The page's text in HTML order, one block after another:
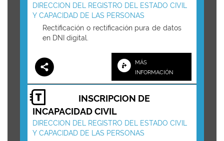
DIRECCION DEL REGISTRO DEL ESTADO CIVIL
Y CAPACIDAD DE LAS PERSONAS
Rectificación o rectificación pura de datos
en DNI digital.
MÁS
INFORMACIÓN
INSCRIPCION DE
INCAPACIDAD CIVIL
DIRECCION DEL REGISTRO DEL ESTADO CIVIL
Y CAPACIDAD DE LAS PERSONAS